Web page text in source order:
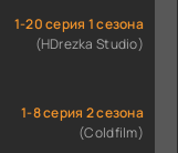
1-20 серия 1 сезона
(HDrezka Studio)
1-8 серия 2 сезона
(Coldfilm)